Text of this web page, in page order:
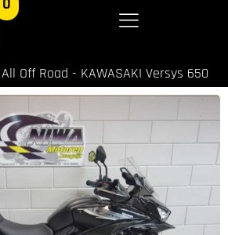
All Off Road - KAWASAKI Versys 650